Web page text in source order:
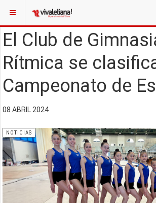
El Club de
Rítmica se
Campeonato de
08 ABRIL 2024
NOTICIAS